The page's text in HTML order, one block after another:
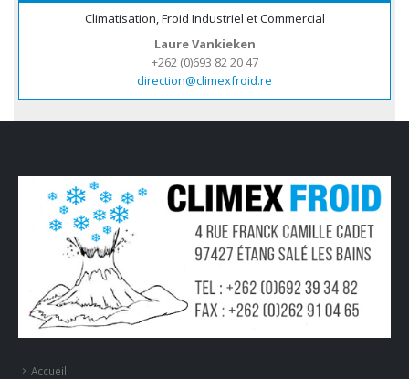
Climatisation, Froid Industriel et Commercial
Laure Vankieken
+262 (0)693 82 20 47
direction@climexfroid.re
Accueil